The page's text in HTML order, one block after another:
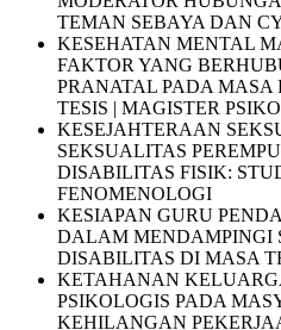
TEMAN SEBAYA DAN
KESEHATAN MENTAL
FAKTOR YANG
PRANATAL PADA MASA
TESIS | MAGISTER
KESEJAHTERAAN
SEKSUALITAS
DISABILITAS FISIK:
FENOMENOLOGI
KESIAPAN GURU
DALAM MENDAMPINGI
DISABILITAS DI MASA
KETAHANAN
PSIKOLOGIS PADA
KEHILANGAN